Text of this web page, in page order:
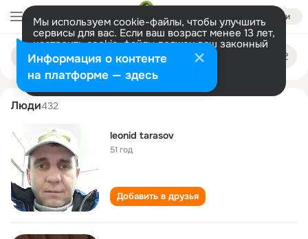
Войти
Мы используем cookie-файлы, чтобы улучшить
сервисы для вас. Если ваш возраст менее 13 лет,
настроить cookie-файлы должен ваш законный
представитель. Больше информации
Разрешить все Настроить
Поиск
людям
leonid tarasov
Люди432
leonid tarasov
51 год
Добавить в друзья
Информация о контенте
на платформе — здесь